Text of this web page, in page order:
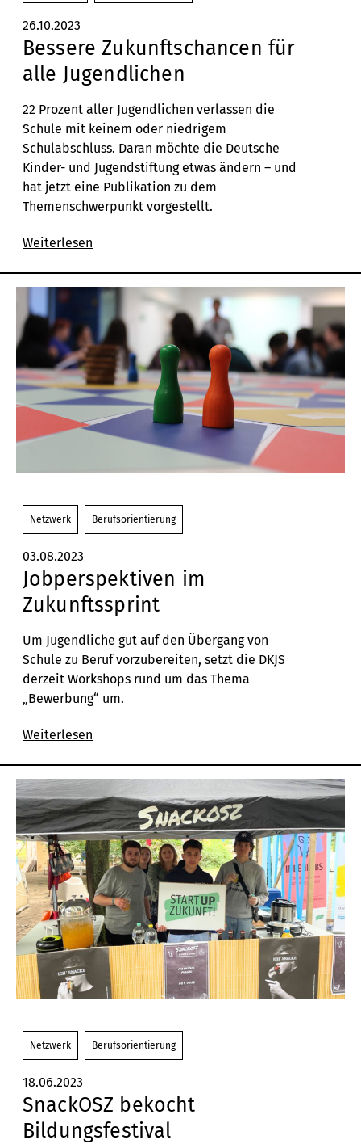
26.10.2023
Bessere Zukunftschancen für
alle Jugendlichen
22 Prozent aller Jugendlichen verlassen die
Schule mit keinem oder niedrigem
Schulabschluss. Daran möchte die Deutsche
Kinder- und Jugendstiftung etwas ändern – und
hat jetzt eine Publikation zu dem
Themenschwerpunkt vorgestellt.
Weiterlesen
Netzwerk Berufsorientierung
03.08.2023
Jobperspektiven im
Zukunftssprint
Um Jugendliche gut auf den Übergang von
Schule zu Beruf vorzubereiten, setzt die DKJS
derzeit Workshops rund um das Thema
„Bewerbung“ um.
Weiterlesen
Netzwerk Berufsorientierung
18.06.2023
SnackOSZ bekocht
Bildungsfestival